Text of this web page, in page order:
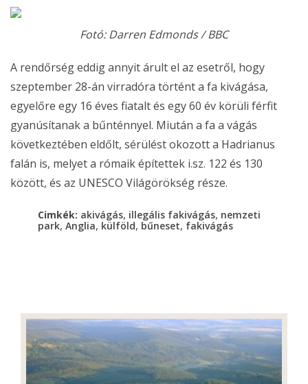
Fotó: Darren Edmonds / BBC
A rendőrség eddig annyit árult el az esetről, hogy
szeptember 28-án virradóra történt a fa kivágása,
egyelőre egy 16 éves fiatalt és egy 60 év körüli férfit
gyanúsítanak a bűnténnyel. Miután a fa a vágás
következtében eldőlt, sérülést okozott a Hadrianus
falán is, melyet a rómaik építettek i.sz. 122 és 130
között, és az UNESCO Világörökség része.
Cimkék: akivágás, illegális fakivágás, nemzeti
park, Anglia, külföld, bűneset, fakivágás